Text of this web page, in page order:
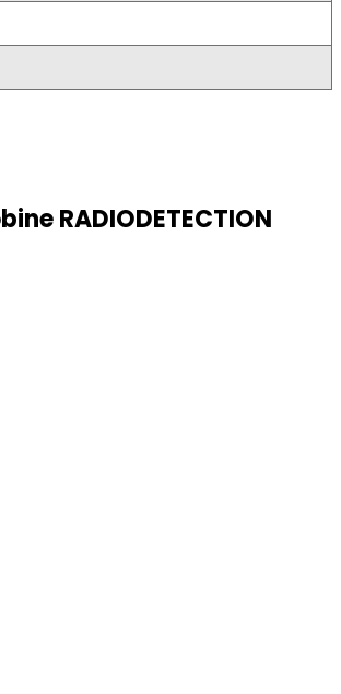
RADIODETECTION